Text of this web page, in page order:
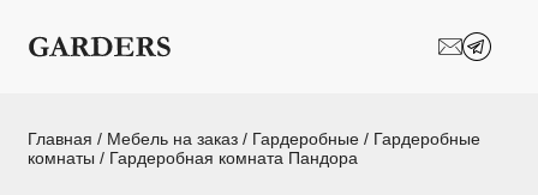
Шкафы-купе
Межкомнатные
Главная / Мебель на заказ / Гардеробные / Гардеробные
комнаты / Гардеробная комната Пандора